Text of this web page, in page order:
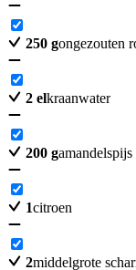
250 gongezouten
2 elkraanwater
200 gamandelspijs
1citroen
2middelgrote